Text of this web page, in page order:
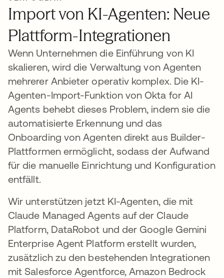
Import von KI-Agenten: Neue
Plattform-Integrationen
Wenn Unternehmen die Einführung von KI
skalieren, wird die Verwaltung von Agenten
mehrerer Anbieter operativ komplex. Die KI-
Agenten-Import-Funktion von Okta for AI
Agents behebt dieses Problem, indem sie die
automatisierte Erkennung und das
Onboarding von Agenten direkt aus Builder-
Plattformen ermöglicht, sodass der Aufwand
für die manuelle Einrichtung und Konfiguration
entfällt.
Wir unterstützen jetzt KI-Agenten, die mit
Claude Managed Agents auf der Claude
Platform, DataRobot und der Google Gemini
Enterprise Agent Platform erstellt wurden,
zusätzlich zu den bestehenden Integrationen
mit Salesforce Agentforce, Amazon Bedrock